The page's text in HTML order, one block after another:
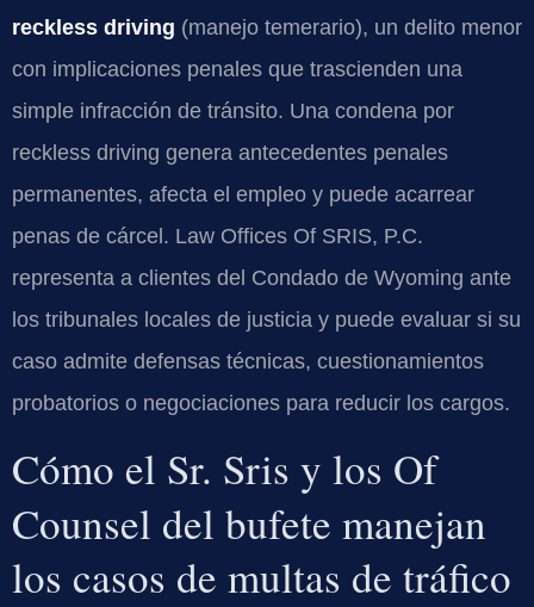
reckless driving (manejo temerario), un delito menor
con implicaciones penales que trascienden una
simple infracción de tránsito. Una condena por
reckless driving genera antecedentes penales
permanentes, afecta el empleo y puede acarrear
penas de cárcel. Law Offices Of SRIS, P.C.
representa a clientes del Condado de Wyoming ante
los tribunales locales de justicia y puede evaluar si su
caso admite defensas técnicas, cuestionamientos
probatorios o negociaciones para reducir los cargos.
Cómo el Sr. Sris y los Of
Counsel del bufete manejan
los casos de multas de tráfico